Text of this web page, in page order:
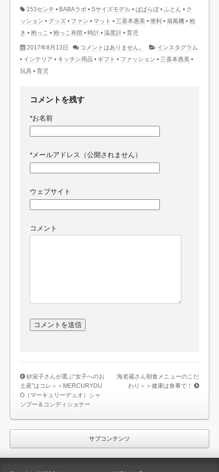
153センチ • BABAラボ • Sサイズモデル • ばばらぼ• ふとん • ク
ッション • グッズ • ファン • マット • 三喜本惠美 • 便利 • 扇風機 • 抱
き • 抱っこ • 抱っこ布団 • 時計 • 温度計 • 育児
2017年8月13日 コメントはありません。
インスタグラム
• インテリア • キッチン用品 • ギフト • ファッション • 三喜本惠美 •
玩具 • 育児
コメントを残す
*お名前
* メールアドレス（公開されません）
ウェブサイト
コメント
紗栄子さんが選ぶ“女子へのお
土産”はコレ＞＞MERCURYDU
O（マーキュリーデュオ）シャ
ンプー＆コンディショナー
海老蔵さん朝食メニューのこだ
わり＞＞健康は食事で！
サブコンテンツ